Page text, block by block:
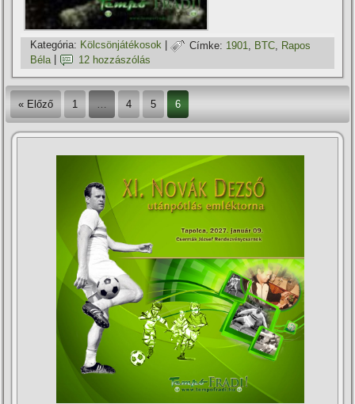
Kategória: Kölcsönjátékosok | Címke: 1901 BTC
Rapos
Béla
12 hozzászólás
« Előző 1 … 4 5 6